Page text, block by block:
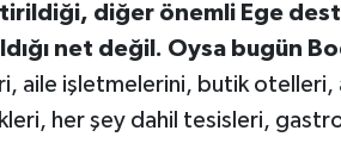
diğer önemli Ege
net değil. Oysa bugün
aile işletmelerini, butik
her şey dahil tesisleri,